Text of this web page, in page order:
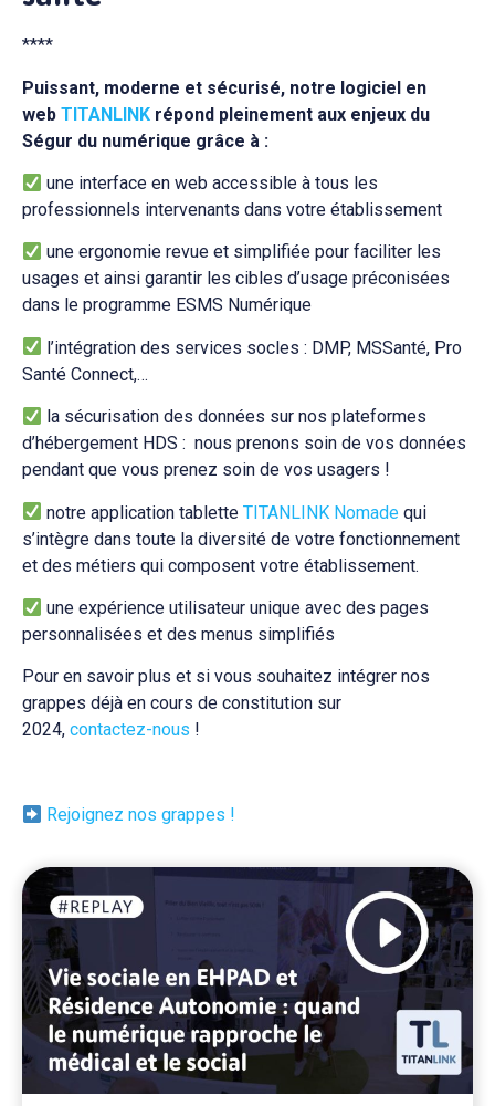
****
Puissant, moderne et sécurisé, notre logiciel en
web TITANLINK répond pleinement aux enjeux du
Ségur du numérique grâce à :
une interface en web accessible à tous les
professionnels intervenants dans votre établissement
une ergonomie revue et simplifiée pour faciliter les
usages et ainsi garantir les cibles d’usage préconisées
dans le programme ESMS Numérique
l’intégration des services socles : DMP, MSSanté, Pro
Santé Connect,…
la sécurisation des données sur nos plateformes
d’hébergement HDS : nous prenons soin de vos données
pendant que vous prenez soin de vos usagers !
notre application tabletteTITANLINK Nomade qui
s’intègre dans toute la diversité de votre fonctionnement
et des métiers qui composent votre établissement.
une expérience utilisateur unique avec des pages
personnalisées et des menus simplifiés
Pour en savoir plus et si vous souhaitez intégrer nos
grappes déjà en cours de constitution sur
2024, contactez-nous !
Rejoignez nos grappes !